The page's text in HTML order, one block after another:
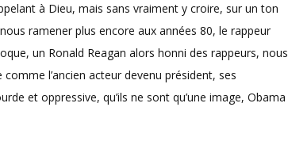
à Dieu, mais sans vraiment y croire, sur un ton
ramener plus encore aux années 80, le rappeur
un Ronald Reagan alors honni des rappeurs, nous
l’ancien acteur devenu président, ses
et oppressive, qu’ils ne sont qu’une image, Obama